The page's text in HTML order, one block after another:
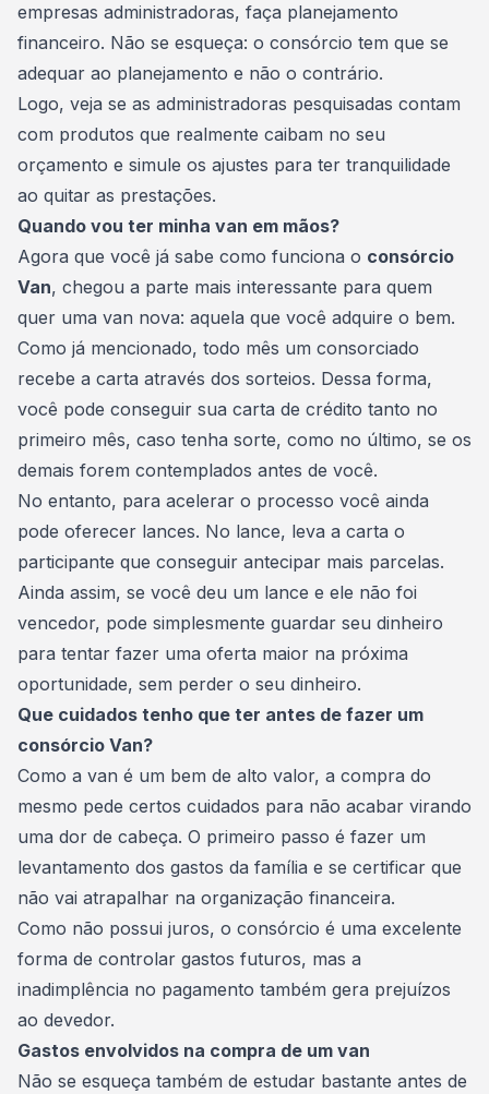
empresas administradoras, faça planejamento
financeiro. Não se esqueça: o consórcio tem que se
adequar ao planejamento e não o contrário.
Logo, veja se as administradoras pesquisadas contam
com produtos que realmente caibam no seu
orçamento e simule os ajustes para ter tranquilidade
ao quitar as prestações.
Quando vou ter minha van em mãos?
Agora que você já sabe como funciona o consórcio
Van, chegou a parte mais interessante para quem
quer uma van nova: aquela que você adquire o bem.
Como já mencionado, todo mês um consorciado
recebe a carta através dos sorteios. Dessa forma,
você pode conseguir sua carta de crédito tanto no
primeiro mês, caso tenha sorte, como no último, se os
demais forem contemplados antes de você.
No entanto, para acelerar o processo você ainda
pode oferecer lances. No lance, leva a carta o
participante que conseguir antecipar mais parcelas.
Ainda assim, se você deu um lance e ele não foi
vencedor, pode simplesmente guardar seu dinheiro
para tentar fazer uma oferta maior na próxima
oportunidade, sem perder o seu dinheiro.
Que cuidados tenho que ter antes de fazer um
consórcio Van?
Como a van é um bem de alto valor, a compra do
mesmo pede certos cuidados para não acabar virando
uma dor de cabeça. O primeiro passo é fazer um
levantamento dos gastos da família e se certificar que
não vai atrapalhar na organização financeira.
Como não possui juros, o consórcio é uma excelente
forma de controlar gastos futuros, mas a
inadimplência no pagamento também gera prejuízos
ao devedor.
Gastos envolvidos na compra de um van
Não se esqueça também de estudar bastante antes de